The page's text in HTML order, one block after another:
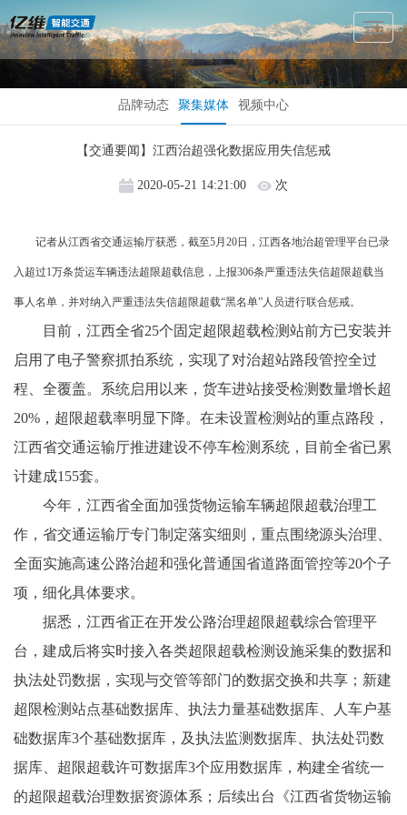
Toggle
品牌动态 聚集媒体 视频中心
【交通要闻】江西治超强化数据应用失信惩戒
2020-05-21 14:21:00 次
记者从江西省交通运输厅获悉，截至5月20日，江西各地治超管理平台已录
入超过1万条货运车辆违法超限超载信息，上报306条严重违法失信超限超载当
事人名单，并对纳入严重违法失信超限超载“黑名单”人员进行联合惩戒。
目前，江西全省25个固定超限超载检测站前方已安装并
启用了电子警察抓拍系统，实现了对治超站路段管控全过
程、全覆盖。系统启用以来，货车进站接受检测数量增长超
20%，超限超载率明显下降。在未设置检测站的重点路段，
江西省交通运输厅推进建设不停车检测系统，目前全省已累
计建成155套。
今年，江西省全面加强货物运输车辆超限超载治理工
作，省交通运输厅专门制定落实细则，重点围绕源头治理、
全面实施高速公路治超和强化普通国省道路面管控等20个子
项，细化具体要求。
据悉，江西省正在开发公路治理超限超载综合管理平
台，建成后将实时接入各类超限超载检测设施采集的数据和
执法处罚数据，实现与交管等部门的数据交换和共享；新建
超限检测站点基础数据库、执法力量基础数据库、人车户基
础数据库3个基础数据库，及执法监测数据库、执法处罚数
据库、超限超载许可数据库3个应用数据库，构建全省统一
的超限超载治理数据资源体系；后续出台《江西省货物运输